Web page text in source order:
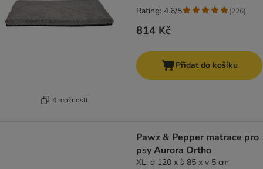
4 možností
814 Kč
Rating: 4.6/5 (226)
Přidat do košíku
Pawz & Pepper matrace pro
psy Aurora Ortho
XL: d 120 x š 85 x v 5 cm